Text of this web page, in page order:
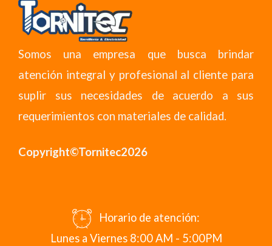
Somos una empresa que busca brindar
atención integral y profesional al cliente para
suplir sus necesidades de acuerdo a sus
requerimientos con materiales de calidad.
Copyright©Tornitec2026
Horario de atención:
Lunes a Viernes 8:00 AM - 5:00PM